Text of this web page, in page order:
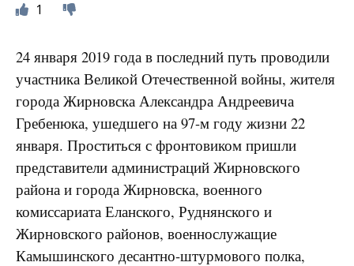
1
24 января 2019 года в последний путь проводили
участника Великой Отечественной войны, жителя
города Жирновска Александра Андреевича
Гребенюка, ушедшего на 97-м году жизни 22
января. Проститься с фронтовиком пришли
представители администраций Жирновского
района и города Жирновска, военного
комиссариата Еланского, Руднянского и
Жирновского районов, военнослужащие
Камышинского десантно-штурмового полка,